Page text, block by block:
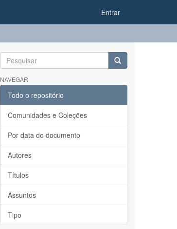
Entrar
NAVEGAR
Todo o repositório
Comunidades e Coleções
Por data do documento
Autores
Títulos
Assuntos
Tipo